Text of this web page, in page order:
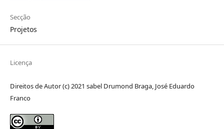
Secção
Projetos
Licença
Direitos de Autor (c) 2021 sabel Drumond Braga, José Eduardo
Franco